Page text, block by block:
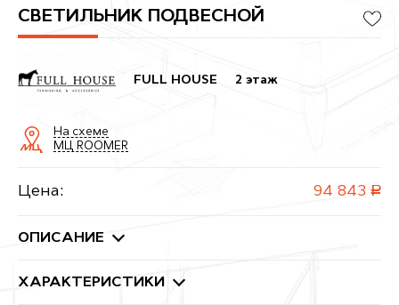
СВЕТИЛЬНИК ПОДВЕСНОЙ
FULL HOUSE 2 этаж
На схеме
МЦ ROOMER
Цена: 94 843 руб.
ОПИСАНИЕ
ХАРАКТЕРИСТИКИ